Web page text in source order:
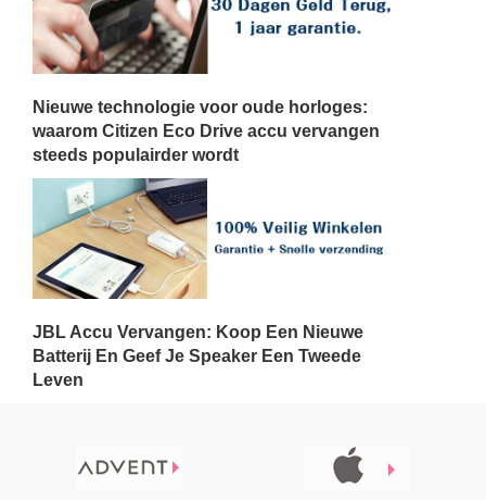
Nieuwe technologie voor oude horloges:
waarom Citizen Eco Drive accu vervangen
steeds populairder wordt
JBL Accu Vervangen: Koop Een Nieuwe
Batterij En Geef Je Speaker Een Tweede
Leven